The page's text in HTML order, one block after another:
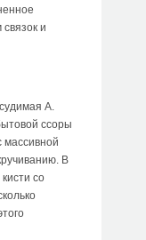
и
А.
ссоры
массивной
В
со